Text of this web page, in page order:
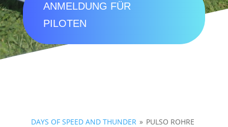
ANMELDUNG FÜR
PILOTEN
DAYS OF SPEED AND THUNDER » PULSO ROHRE